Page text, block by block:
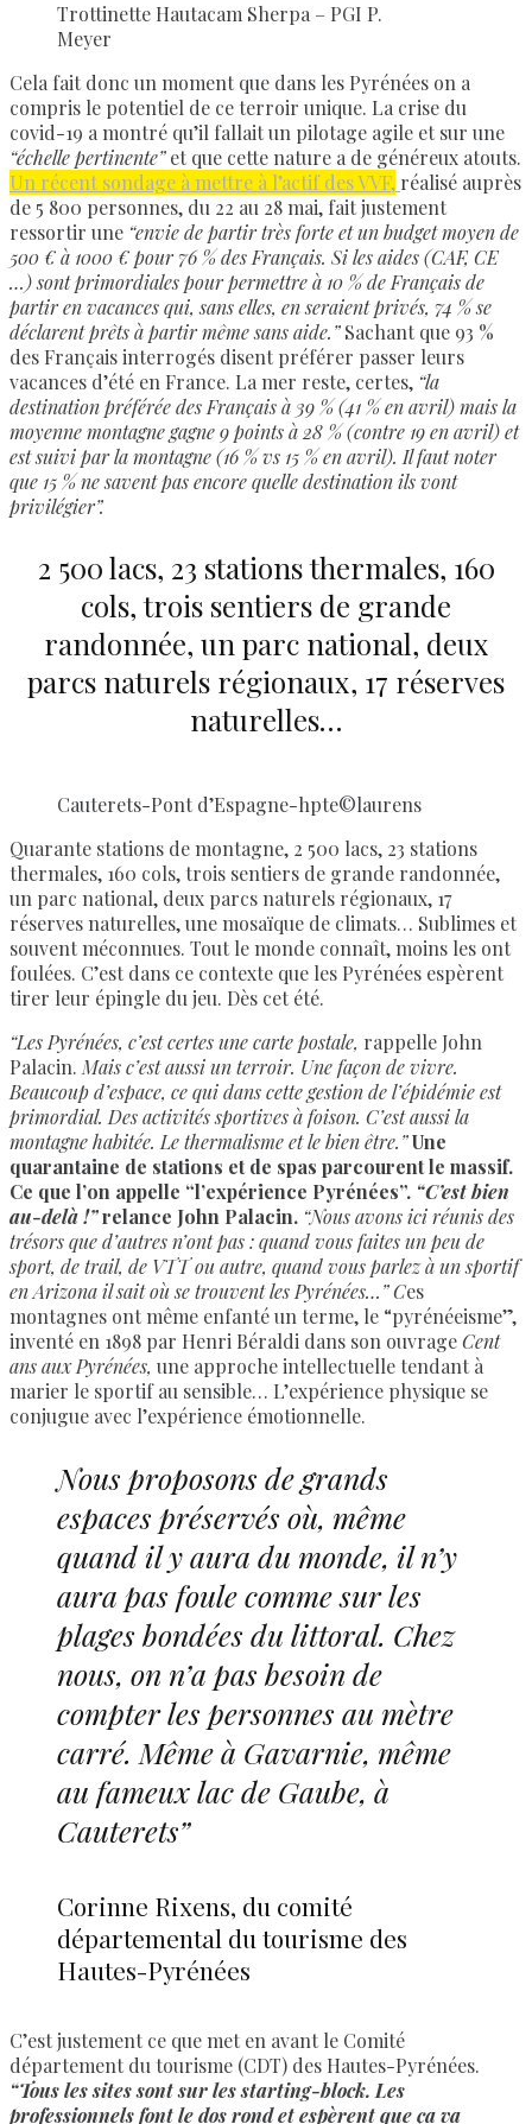
Trottinette Hautacam Sherpa – PGI P.
Meyer
Cela fait donc un moment que dans les Pyrénées on a
compris le potentiel de ce terroir unique. La crise du
covid-19 a montré qu’il fallait un pilotage agile et sur une
“échelle pertinente”et que cette nature a de généreux atouts.
Un récent sondage à mettre à l’actif des VVF, réalisé auprès
de 5 800 personnes, du 22 au 28 mai, fait justement
ressortir une “envie de partir très forte et un budget moyen de
500 € à 1000 € pour 76 % des Français. Si les aides (CAF, CE
…) sont primordiales pour permettre à 10 % de Français de
partir en vacances qui, sans elles, en seraient privés, 74 % se
déclarent prêts à partir même sans aide.”Sachant que 93 %
des Français interrogés disent préférer passer leurs
vacances d’été en France. La mer reste, certes, “la
destination préférée des Français à 39 % (41 % en avril) mais la
moyenne montagne gagne 9 points à 28 % (contre 19 en avril) et
est suivi par la montagne (16 % vs 15 % en avril). Il faut noter
que 15 % ne savent pas encore quelle destination ils vont
privilégier”.
2 500 lacs, 23 stations thermales, 160
cols, trois sentiers de grande
randonnée, un parc national, deux
parcs naturels régionaux, 17 réserves
naturelles…
Cauterets-Pont d’Espagne-hpte©laurens
Quarante stations de montagne, 2 500 lacs, 23 stations
thermales, 160 cols, trois sentiers de grande randonnée,
un parc national, deux parcs naturels régionaux, 17
réserves naturelles, une mosaïque de climats… Sublimes et
souvent méconnues. Tout le monde connaît, moins les ont
foulées. C’est dans ce contexte que les Pyrénées espèrent
tirer leur épingle du jeu. Dès cet été.
“Les Pyrénées, c’est certes une carte postale, rappelle John
Palacin. Mais c’est aussi un terroir. Une façon de vivre.
Beaucoup d’espace, ce qui dans cette gestion de l’épidémie est
primordial. Des activités sportives à foison. C’est aussi la
montagne habitée. Le thermalisme et le bien être.”Une
quarantaine de stations et de spas parcourent le massif.
Ce que l’on appelle “l’expérience Pyrénées”. “C’est bien
au-delà !”relance John Palacin. “Nous avons ici réunis des
trésors que d’autres n’ont pas : quand vous faites un peu de
sport, de trail, de VTT ou autre, quand vous parlez à un sportif
en Arizona il sait où se trouvent les Pyrénées…” Ces
montagnes ont même enfanté un terme, le “pyrénéeisme”,
inventé en 1898 par Henri Béraldi dans son ouvrageCent
ans aux Pyrénées, une approche intellectuelle tendant à
marier le sportif au sensible… L’expérience physique se
conjugue avec l’expérience émotionnelle.
Nous proposons de grands
espaces préservés où, même
quand il y aura du monde, il n’y
aura pas foule comme sur les
plages bondées du littoral. Chez
nous, on n’a pas besoin de
compter les personnes au mètre
carré. Même à Gavarnie, même
au fameux lac de Gaube, à
Cauterets”
Corinne Rixens, du comité
départemental du tourisme des
Hautes-Pyrénées
C’est justement ce que met en avant le Comité
département du tourisme (CDT) des Hautes-Pyrénées.
“Tous les sites sont sur les starting-block. Les
professionnels font le dos rond et espèrent que ça va